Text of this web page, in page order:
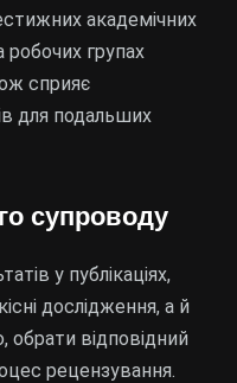
академічних
робочих групах
сприяє
для подальших
супроводу
у публікаціях,
дослідження, а й
обрати відповідний
рецензування.